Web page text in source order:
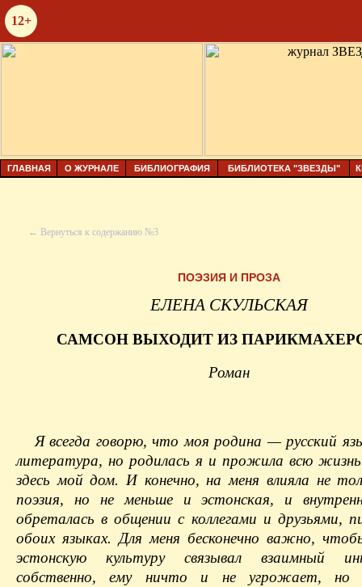
12+
ГЛАВНАЯ О ЖУРНАЛЕ БИБЛИОГРАФИЯ БИБЛИОТЕКА "ЗВЕЗДЫ"
← Вернуться к содержанию №3
ПОЭЗИЯ И ПРОЗА
ЕЛЕНА СКУЛЬСКАЯ
САМСОН ВЫХОДИТ ИЗ
Роман
Я всегда говорю, что моя родина — русский
литература, но родилась я и прожила всю
здесь мой дом. И конечно, на меня влияла не
поэзия, но не меньше и эстонская, и
обреталась в общении с коллегами и друзьями,
обоих языках. Для меня бесконечно важно,
эстонскую культуру связывал взаимный
собственно, ему ничто и не угрожает, но